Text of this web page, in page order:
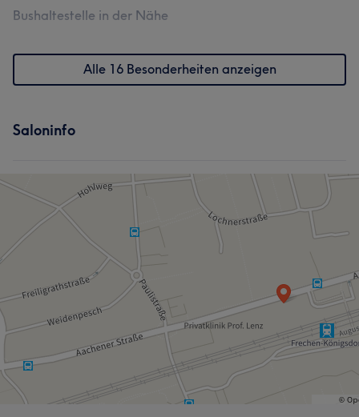
Bushaltestelle in der Nähe
Alle 16 Besonderheiten anzeigen
Saloninfo